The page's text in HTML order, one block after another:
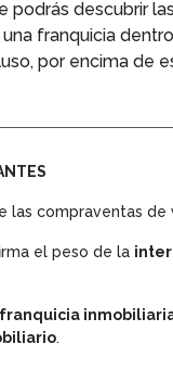
podrás descubrir
franquicia
por encima de
las compraventas de
el peso de la
franquicia
.